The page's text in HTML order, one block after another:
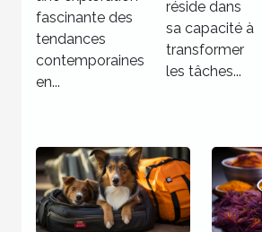
fascinante des
tendances
contemporaines
en...
réside dans
sa capacité à
transformer
les tâches...